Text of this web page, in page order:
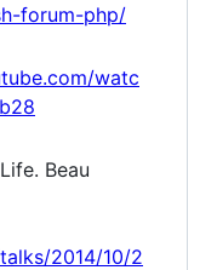
forum-php/
watc
Beau
2014/10/2